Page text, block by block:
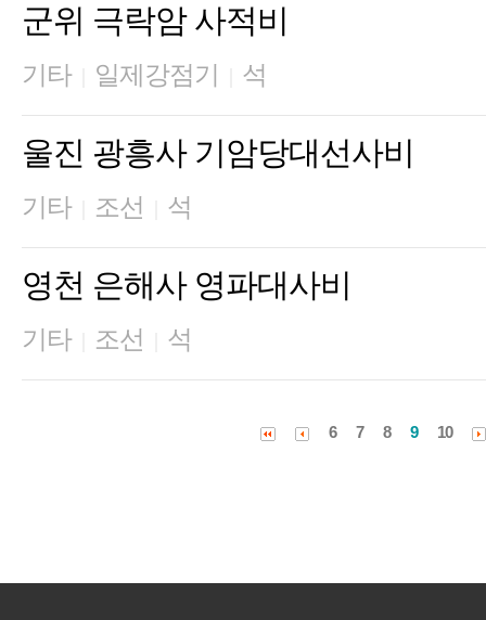
군위 극락암 사적비
기타 일제강점기 석
울진 광흥사 기암당대선사비
기타 조선 석
영천 은해사 영파대사비
기타 조선 석
6 7 8 9 10